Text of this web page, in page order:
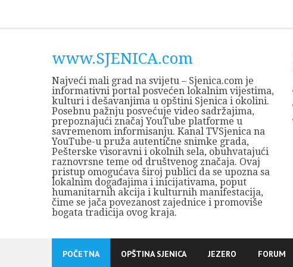
www.SJENICA.com
Najveći mali grad na svijetu – Sjenica.com je
informativni portal posvećen lokalnim vijestima,
kulturi i dešavanjima u opštini Sjenica i okolini.
Posebnu pažnju posvećuje video sadržajima,
prepoznajući značaj YouTube platforme u
savremenom informisanju. Kanal TVSjenica na
YouTube-u pruža autentične snimke grada,
Pešterske visoravni i okolnih sela, obuhvatajući
raznovrsne teme od društvenog značaja. Ovaj
pristup omogućava široj publici da se upozna sa
lokalnim događajima i inicijativama, poput
humanitarnih akcija i kulturnih manifestacija,
čime se jača povezanost zajednice i promoviše
bogata tradicija ovog kraja.
POČETNA OPŠTINA SJENICA JEZERO FORUM